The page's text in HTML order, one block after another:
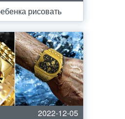
рисовать
2022-12-05